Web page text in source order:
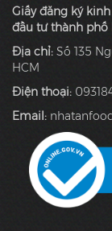
Giấy đăng ký
đầu tư thành phố
Địa chỉ: Số 135
HCM
Điện thoại:
Email: